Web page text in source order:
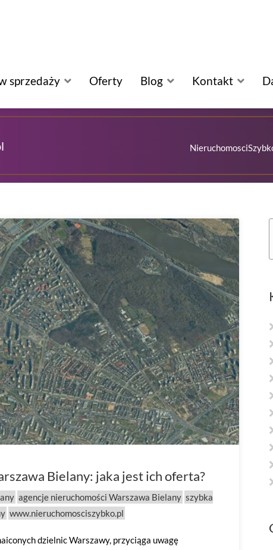
sprzedaży Oferty Blog Kontakt
Bielany: jaka jest ich oferta?
agencje nieruchomości Warszawa Bielany szybka
www.nieruchomosciszybko.pl
dzielnic Warszawy, przyciąga uwagę